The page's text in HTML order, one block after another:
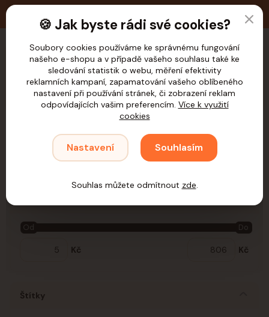
CZK
Samohýl Drogerie
Drogerie
Kč
Od Do
Kč
Štítky
🍪 Jak byste rádi své cookies?
Soubory cookies používáme ke správnému fungování
našeho e-shopu a v případě vašeho souhlasu také ke
sledování statistik o webu, měření efektivity
reklamních kampaní, zapamatování vašeho oblíbeného
nastavení při používání stránek, či zobrazení reklam
odpovídajících vašim preferencím. Více k využití
cookies
Nastavení Souhlasím
Souhlas můžete odmítnout zde.